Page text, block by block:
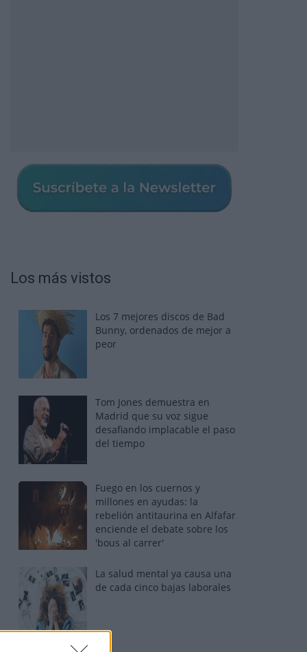
Los más vistos
Los 7 mejores discos de Bad
Bunny, ordenados de mejor a
peor
Tom Jones demuestra en
Madrid que su voz sigue
desafiando implacable el paso
del tiempo
Fuego en los cuernos y
millones en ayudas: la
rebelión antitaurina en Alfafar
enciende el debate sobre los
'bous al carrer'
La salud mental ya causa una
de cada cinco bajas laborales